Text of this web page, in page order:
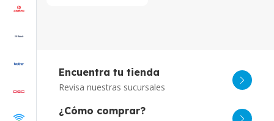
Encuentra tu tienda
Revisa nuestras sucursales
¿Cómo comprar?